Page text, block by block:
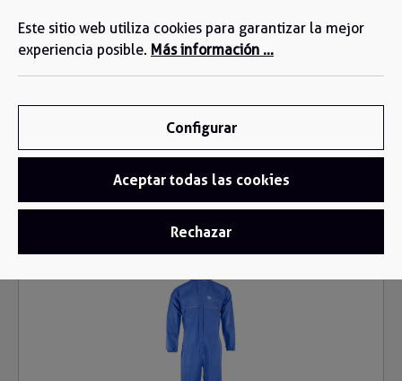
principal
Ropa desechable / Buzo Desechable
Este sitio web utiliza cookies para garantizar la mejor
experiencia posible. Más información ...
Configurar
Aceptar todas las cookies
Rechazar